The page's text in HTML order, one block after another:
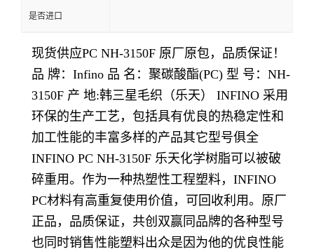
是否进口
现货供应PC NH-3150F 原厂原包，品质保证！
品 牌：Infino 品 名：聚碳酸酯(PC) 型 号：NH-
3150F 产 地:韩三星毛织（乐天） INFINO 采用
环保的生产工艺，包括具有优良的热稳定性和
加工性能的丰富多样的产品其它型号俱全
INFINO PC NH-3150F 乐天化学树脂可以被破
碎重用。作为一种热塑性工程塑料，INFINO
PC材料有高重复使用价值，可回收利用。原厂
正品，品质保证，共创双赢同品牌的各种型号
也同时销售性能塑料出众是因为他的优良性能